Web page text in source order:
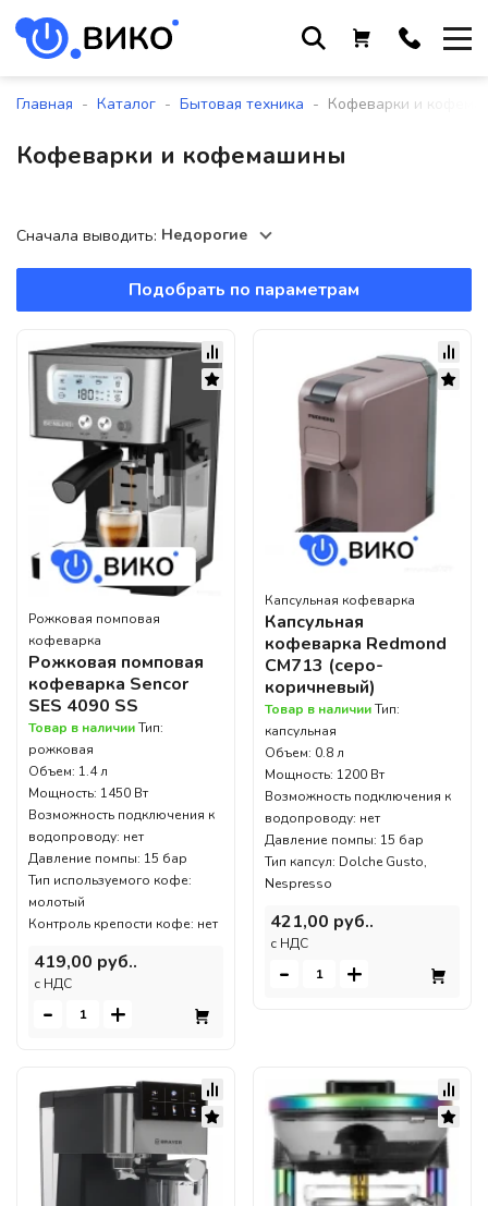
с понедельника по пятницу
+375 29 861 18 28
По всем вопросам
sales@viko-t.by
Оплата и доставка
Контакты
220118, г. Минск, ул. Крупской, д.
17, пом. 38, оф. №1
Главная - Каталог - Бытовая техника - Кофеварки и
Кофеварки и кофемашины
Сначала выводить: Недорогие
Подобрать по параметрам
Рожковая помповая
кофеварка
Рожковая помповая
кофеварка Sencor
SES 4090 SS
Товар в наличииТип:
рожковая
Объем: 1.4 л
Мощность: 1450 Вт
Возможность подключения к
водопроводу: нет
Давление помпы: 15 бар
Тип используемого кофе:
молотый
Контроль крепости кофе: нет
419,00 руб..
c НДС
- +
Капсульная кофеварка
Капсульная
кофеварка Redmond
CM713 (серо-
коричневый)
Товар в наличииТип:
капсульная
Объем: 0.8 л
Мощность: 1200 Вт
Возможность подключения к
водопроводу: нет
Давление помпы: 15 бар
Тип капсул: Dolche Gusto,
Nespresso
421,00 руб..
c НДС
- +